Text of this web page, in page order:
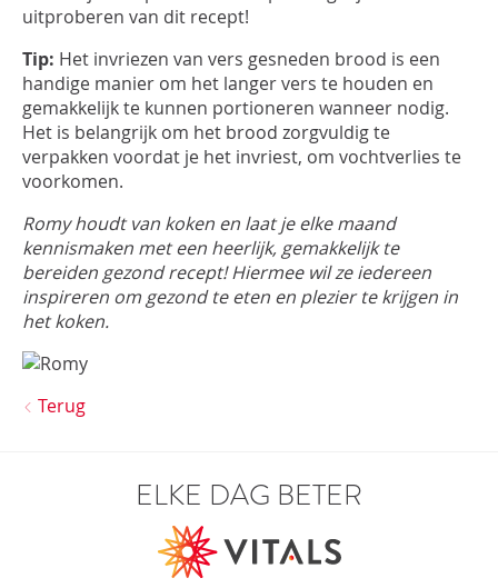
uitproberen van dit recept!
Tip: Het invriezen van vers gesneden brood is een
handige manier om het langer vers te houden en
gemakkelijk te kunnen portioneren wanneer nodig.
Het is belangrijk om het brood zorgvuldig te
verpakken voordat je het invriest, om vochtverlies te
voorkomen.
Romy houdt van koken en laat je elke maand
kennismaken met een heerlijk, gemakkelijk te
bereiden gezond recept! Hiermee wil ze iedereen
inspireren om gezond te eten en plezier te krijgen in
het koken.
Terug
ELKE DAG BETER